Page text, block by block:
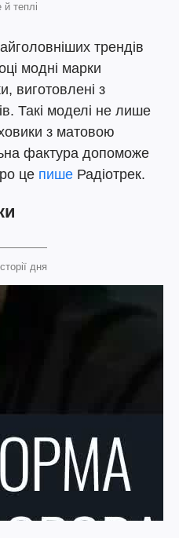
теплі
трендів
модні марки
виготовлені з
Такі моделі не лише
з матовою
фактура допоможе
це пише Радіотрек.
дня